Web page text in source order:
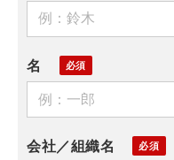
名
会社／組織名